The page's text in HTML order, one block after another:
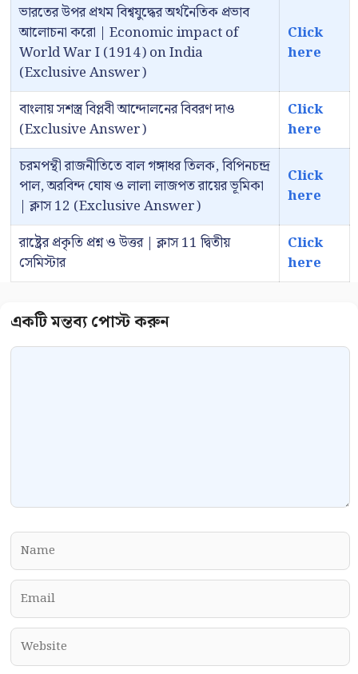
ভারতের উপর প্রথম বিশ্বযুদ্ধের অর্থনৈতিক প্রভাব
আলোচনা করো | Economic impact of
World War I (1914) on India
(Exclusive Answer)
Click
here
বাংলায় সশস্ত্র বিপ্লবী আন্দোলনের বিবরণ দাও
(Exclusive Answer)
Click
here
চরমপন্থী রাজনীতিতে বাল গঙ্গাধর তিলক, বিপিনচন্দ্র
পাল, অরবিন্দ ঘোষ ও লালা লাজপত রায়ের ভূমিকা
| ক্লাস 12 (Exclusive Answer)
Click
here
রাষ্ট্রের প্রকৃতি প্রশ্ন ও উত্তর | ক্লাস 11 দ্বিতীয়
সেমিস্টার
Click
here
Comment
Name
Email
Website